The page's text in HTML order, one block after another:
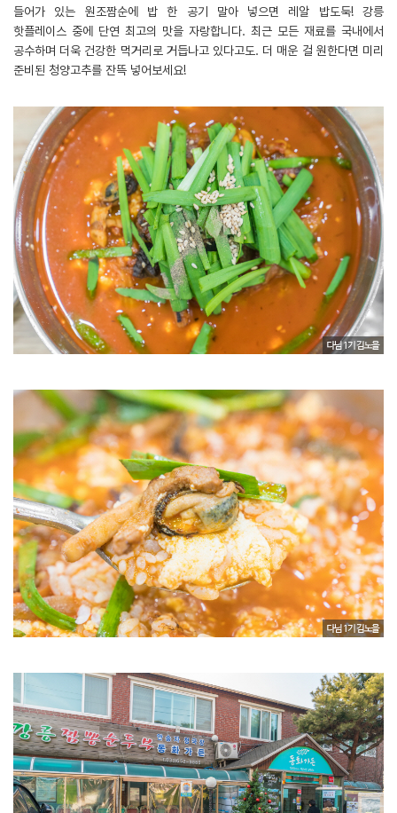
들어가 있는 원조짬순에 밥 한 공기 말아 넣으면 레알 밥도둑! 강릉
핫플레이스 중에 단연 최고의 맛을 자랑합니다. 최근 모든 재료를 국내에서
공수하며 더욱 건강한 먹거리로 거듭나고 있다고도. 더 매운 걸 원한다면 미리
준비된 청양고추를 잔뜩 넣어보세요!